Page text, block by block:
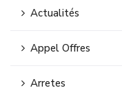
Actualités
Appel Offres
Arretes